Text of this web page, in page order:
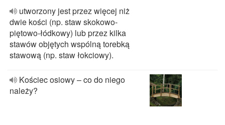
utworzony jest przez więcej niż
dwie kości (np. staw skokowo-
piętowo-łódkowy) lub przez kilka
stawów objętych wspólną torebką
stawową (np. staw łokciowy).
Kościec osiowy – co do niego
należy?